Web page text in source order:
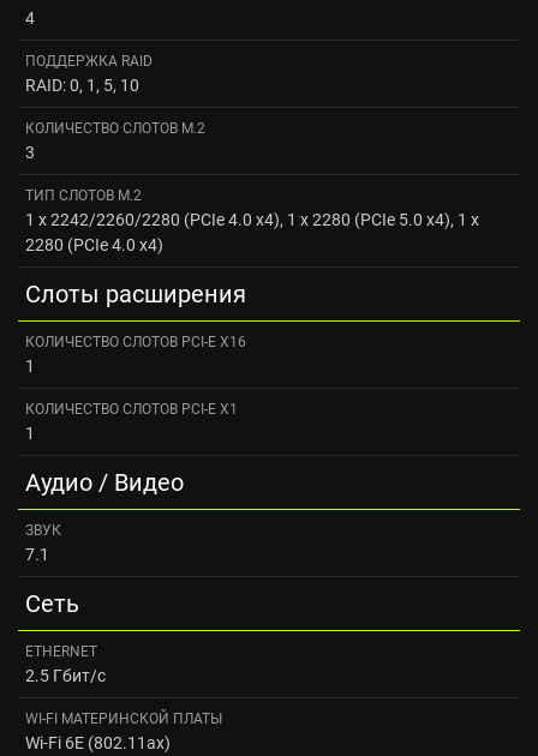
4
ПОДДЕРЖКА RAID
RAID: 0, 1, 5, 10
КОЛИЧЕСТВО СЛОТОВ M.2
3
ТИП СЛОТОВ M.2
1 x 2242/2260/2280 (PCIe 4.0 x4), 1 x 2280 (PCIe 5.0 x4), 1 x
2280 (PCIe 4.0 x4)
Слоты расширения
КОЛИЧЕСТВО СЛОТОВ PCI-E X16
1
КОЛИЧЕСТВО СЛОТОВ PCI-E X1
1
Аудио / Видео
ЗВУК
7.1
Сеть
ETHERNET
2.5 Гбит/с
WI-FI МАТЕРИНСКОЙ ПЛАТЫ
Wi-Fi 6E (802.11ax)